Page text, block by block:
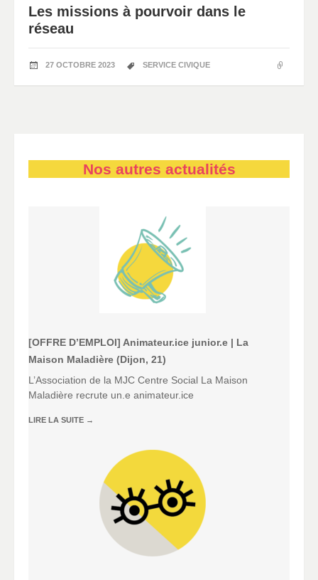
Les missions à pourvoir dans le
réseau
27 OCTOBRE 2023 SERVICE CIVIQUE
Nos autres actualités
[OFFRE D’EMPLOI] Animateur.ice junior.e | La
Maison Maladière (Dijon, 21)
L’Association de la MJC Centre Social La Maison
Maladière recrute un.e animateur.ice
LIRE LA SUITE →